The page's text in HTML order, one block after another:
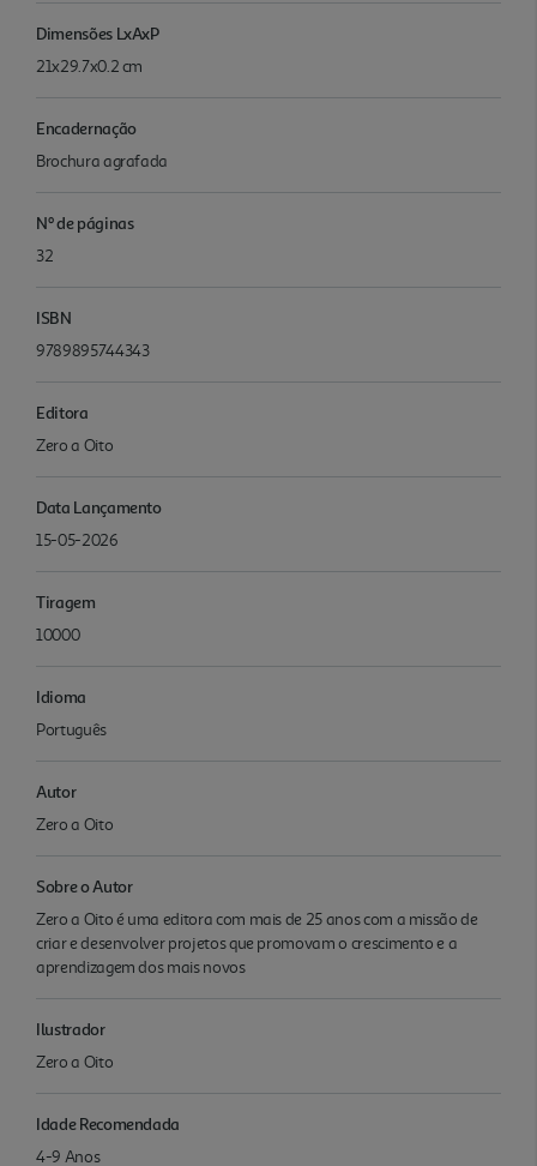
Dimensões LxAxP
21x29.7x0.2 cm
Encadernação
Brochura agrafada
Nº de páginas
32
ISBN
9789895744343
Editora
Zero a Oito
Data Lançamento
15-05-2026
Tiragem
10000
Idioma
Português
Autor
Zero a Oito
Sobre o Autor
Zero a Oito é uma editora com mais de 25 anos com a missão de
criar e desenvolver projetos que promovam o crescimento e a
aprendizagem dos mais novos
Ilustrador
Zero a Oito
Idade Recomendada
4-9 Anos